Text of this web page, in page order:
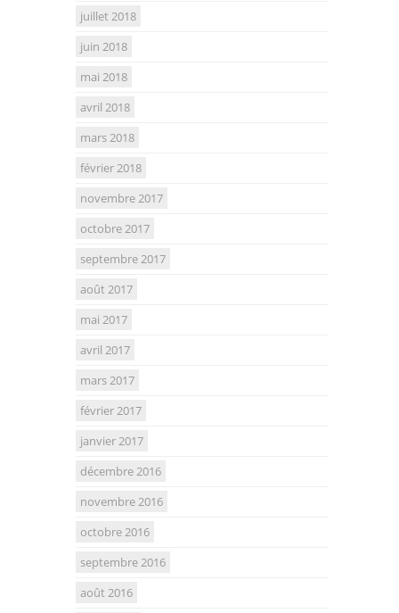
juillet 2018
juin 2018
mai 2018
avril 2018
mars 2018
février 2018
novembre 2017
octobre 2017
septembre 2017
août 2017
mai 2017
avril 2017
mars 2017
février 2017
janvier 2017
décembre 2016
novembre 2016
octobre 2016
septembre 2016
août 2016